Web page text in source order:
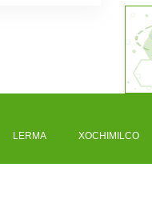
LERMA XOCHIMILCO